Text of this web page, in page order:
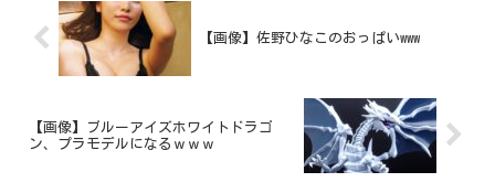
【画像】佐野ひなこのおっぱいwww
【画像】ブルーアイズホワイトドラゴ
ン、プラモデルになるｗｗｗ